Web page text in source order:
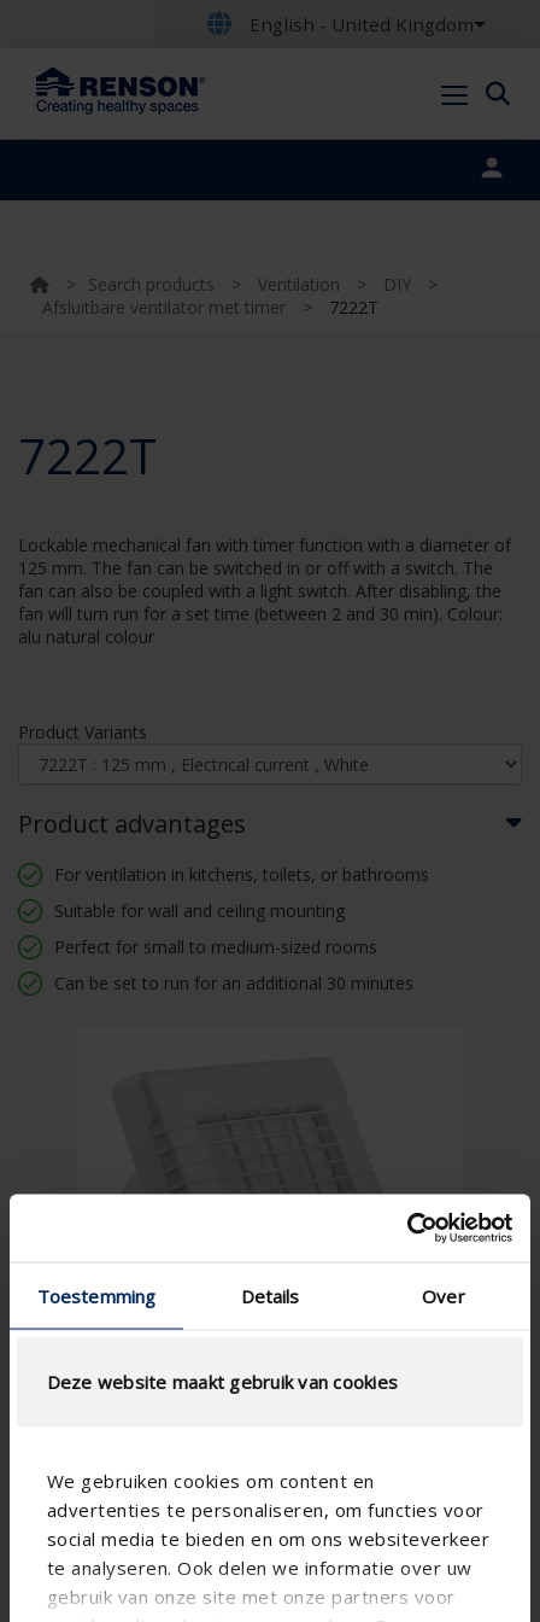
Toestemming Details Over
Deze website maakt gebruik van cookies
We gebruiken cookies om content en
advertenties te personaliseren, om functies voor
social media te bieden en om ons websiteverkeer
te analyseren. Ook delen we informatie over uw
gebruik van onze site met onze partners voor
English - United Kingdom
> Search products > Ventilation > DIY
>
Afsluitbare ventilator met timer
> 7222T
7222T
Lockable mechanical fan with timer function with a diameter of
125 mm. The fan can be switched in or off with a switch. The
fan can also be coupled with a light switch. After disabling, the
fan will turn run for a set time (between 2 and 30 min). Colour:
alu natural colour
Product Variants
Product advantages
For ventilation in kitchens, toilets, or bathrooms
Suitable for wall and ceiling mounting
Perfect for small to medium-sized rooms
Can be set to run for an additional 30 minutes